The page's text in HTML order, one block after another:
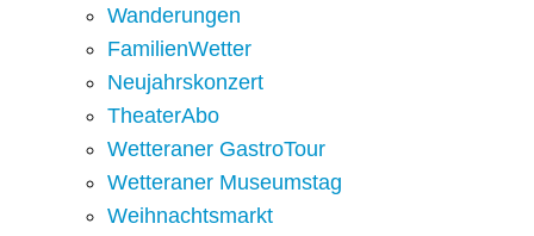
Wanderungen
FamilienWetter
Neujahrskonzert
TheaterAbo
Wetteraner GastroTour
Wetteraner Museumstag
Weihnachtsmarkt